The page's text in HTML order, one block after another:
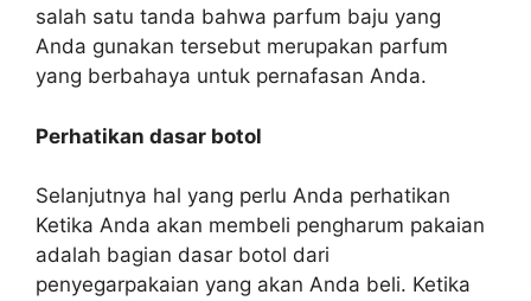
salah satu tanda bahwa parfum baju yang
Anda gunakan tersebut merupakan parfum
yang berbahaya untuk pernafasan Anda.
Perhatikan dasar botol
Selanjutnya hal yang perlu Anda perhatikan
Ketika Anda akan membeli pengharum pakaian
adalah bagian dasar botol dari
penyegarpakaian yang akan Anda beli. Ketika